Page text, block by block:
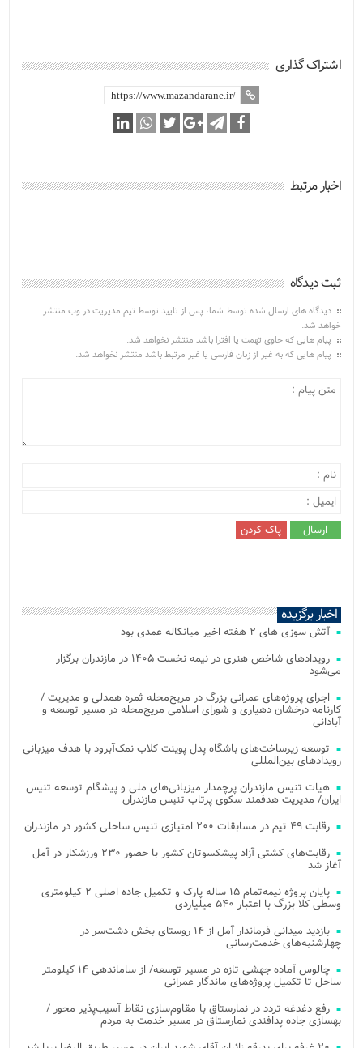
اشتراک گذاری
اخبار مرتبط
ثبت دیدگاه
دیدگاه های ارسال شده توسط شما، پس از تایید توسط تیم مدیریت در وب منتشر
خواهد شد.
پیام هایی که حاوی تهمت یا افترا باشد منتشر نخواهد شد.
پیام هایی که به غیر از زبان فارسی یا غیر مرتبط باشد منتشر نخواهد شد.
اخبار برگزیده
آتش‌ سوزی‌ های ۲ هفته اخیر میانکاله عمدی بود
رویدادهای شاخص هنری در نیمه نخست ۱۴۰۵ در مازندران برگزار
می‌شود
اجرای پروژه‌های عمرانی بزرگ در مریج‌محله ثمره همدلی و مدیریت /
کارنامه درخشان دهیاری و شورای اسلامی مریج‌محله در مسیر توسعه و
آبادانی
توسعه زیرساخت‌های باشگاه پدل پوینت کلاب نمک‌آبرود با هدف میزبانی
رویدادهای بین‌المللی
هیات تنیس مازندران پرچمدار میزبانی‌های ملی و پیشگام توسعه تنیس
ایران/ مدیریت هدفمند سکوی پرتاب تنیس مازندران
رقابت ۴۹ تیم در مسابقات ۲۰۰ امتیازی تنیس ساحلی کشور در مازندران
رقابت‌های کشتی آزاد پیشکسوتان کشور با حضور ۲۳۰ ورزشکار در آمل
آغاز شد
پایان پروژه نیمه‌تمام ۱۵ ساله پارک و تکمیل جاده اصلی ۲ کیلومتری
وسطی کلا بزرگ با اعتبار ۵۴۰ میلیاردی
بازدید میدانی فرماندار آمل از ۱۴ روستای بخش دشت‌سر در
چهارشنبه‌های خدمت‌رسانی
چالوس آماده جهشی تازه در مسیر توسعه/ از ساماندهی ۱۴ کیلومتر
ساحل تا تکمیل پروژه‌های ماندگار عمرانی
رفع دغدغه تردد در نمارستاق با مقاوم‌سازی نقاط آسیب‌پذیر محور /
بهسازی جاده پدافندی نمارستاق در مسیر خدمت به مردم